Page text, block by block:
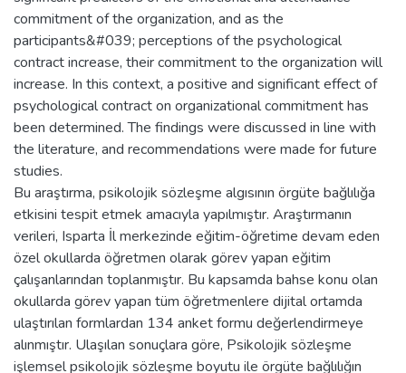
commitment of the organization, and as the
participants&#039; perceptions of the psychological
contract increase, their commitment to the organization will
increase. In this context, a positive and significant effect of
psychological contract on organizational commitment has
been determined. The findings were discussed in line with
the literature, and recommendations were made for future
studies.
Bu araştırma, psikolojik sözleşme algısının örgüte bağlılığa
etkisini tespit etmek amacıyla yapılmıştır. Araştırmanın
verileri, Isparta İl merkezinde eğitim-öğretime devam eden
özel okullarda öğretmen olarak görev yapan eğitim
çalışanlarından toplanmıştır. Bu kapsamda bahse konu olan
okullarda görev yapan tüm öğretmenlere dijital ortamda
ulaştırılan formlardan 134 anket formu değerlendirmeye
alınmıştır. Ulaşılan sonuçlara göre, Psikolojik sözleşme
işlemsel psikolojik sözleşme boyutu ile örgüte bağlılığın